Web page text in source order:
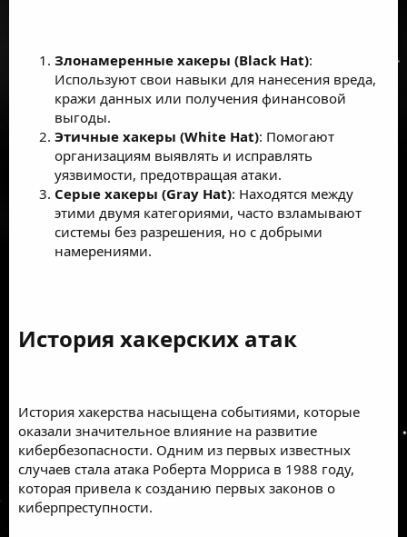
Злонамеренные хакеры (Black Hat):
Используют свои навыки для нанесения вреда,
кражи данных или получения финансовой
выгоды.
Этичные хакеры (White Hat): Помогают
организациям выявлять и исправлять
уязвимости, предотвращая атаки.
Серые хакеры (Gray Hat): Находятся между
этими двумя категориями, часто взламывают
системы без разрешения, но с добрыми
намерениями.
История хакерских атак​
История хакерства насыщена событиями, которые
оказали значительное влияние на развитие
кибербезопасности. Одним из первых известных
случаев стала атака Роберта Морриса в 1988 году,
которая привела к созданию первых законов о
киберпреступности.